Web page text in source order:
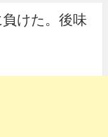
けた。後味